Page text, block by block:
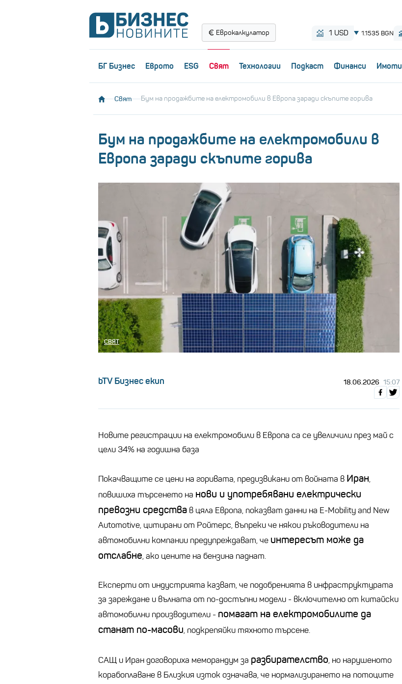
Еврокалкулатор
БГ Бизнес Еврото ESG Свят Технологии Пoдкаст Финанси Имоти
Свят Бум на продажбите на електромобили в Европа заради скъпите горива
Бум на продажбите на електромобили в
Европа заради скъпите горива
СВЯТ
bTV Бизнес екип 18.06.2026 15:07
Новите регистрации на електромобили в Европа са се увеличили през май с
цели 34% на годишна база
Покачващите се цени на горивата, предизвикани от войната в Иран,
повишиха търсенето на нови и употребявани електрически
превозни средства в цяла Европа, показват данни на E-Mobility and New
Automotive, цитирани от Ройтерс, въпреки че някои ръководители на
автомобилни компании предупреждават, че интересът може да
отслабне, ако цените на бензина паднат.
Експерти от индустрията казват, че подобренията в инфраструктурата
за зареждане и вълната от по-достъпни модели - включително от китайски
автомобилни производители - помагат на електромобилите да
станат по-масови, подкрепяйки тяхното търсене.
САЩ и Иран договориха меморандум за разбирателство, но нарушеното
корабоплаване в Близкия изток означава, че нормализирането на потоците